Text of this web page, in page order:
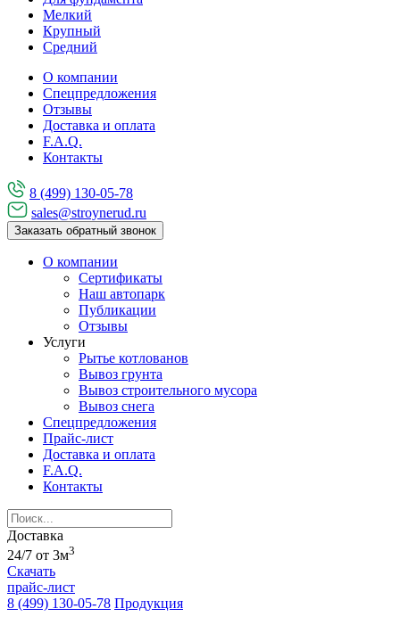
Мелкий
Крупный
Средний
О компании
Спецпредложения
Отзывы
Доставка и оплата
F.A.Q.
Контакты
8 (499) 130-05-78
sales@stroynerud.ru
Заказать обратный звонок
О компании
Сертификаты
Наш автопарк
Публикации
Отзывы
Услуги
Рытье котлованов
Вывоз грунта
Вывоз строительного мусора
Вывоз снега
Спецпредложения
Прайс-лист
Доставка и оплата
F.A.Q.
Контакты
Доставка
24/7 от 3м3
Скачать
прайс-лист
8 (499) 130-05-78 Продукция